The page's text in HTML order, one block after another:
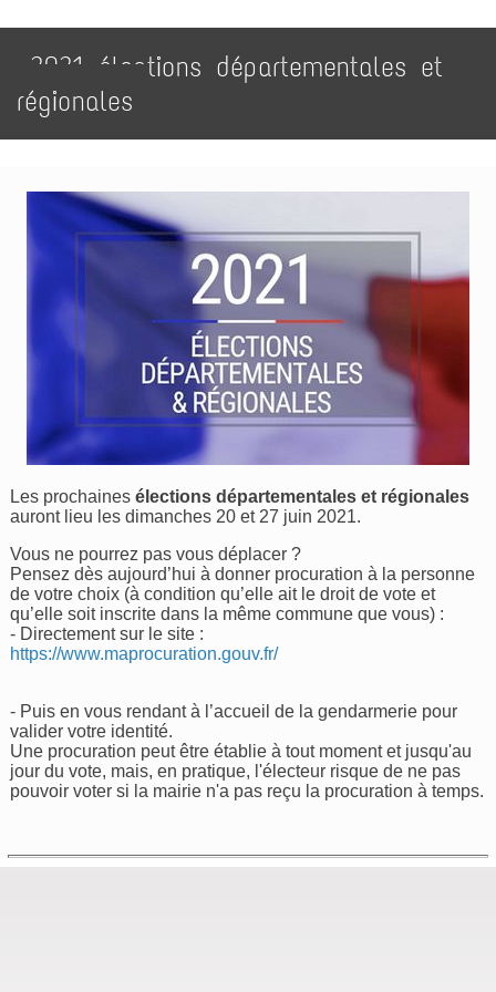
2021 élections départementales et
régionales
Les prochainesélections départementales et régionales
auront lieu les dimanches 20 et 27 juin 2021.
Vous ne pourrez pas vous déplacer ?
Pensez dès aujourd’hui à donner procuration à la personne
de votre choix (à condition qu’elle ait le droit de vote et
qu’elle soit inscrite dans la même commune que vous) :
- Directement sur le site :
https://www.maprocuration.gouv.fr/
- Puis en vous rendant à l’accueil de la gendarmerie pour
valider votre identité.
Une procuration peut être établie à tout moment et jusqu'au
jour du vote, mais, en pratique, l'électeur risque de ne pas
pouvoir voter si la mairie n'a pas reçu la procuration à temps.